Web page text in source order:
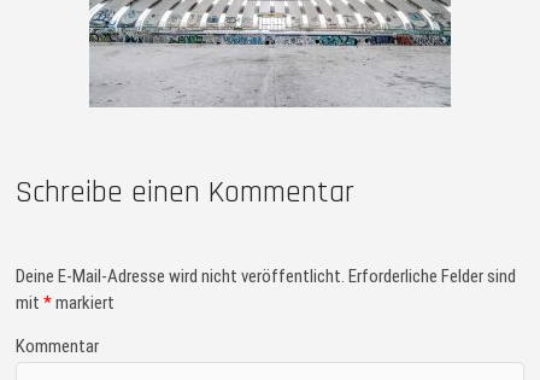
Schreibe einen Kommentar
Deine E-Mail-Adresse wird nicht veröffentlicht. Erforderliche Felder sind
mit*markiert
Kommentar